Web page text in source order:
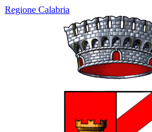
Regione Calabria